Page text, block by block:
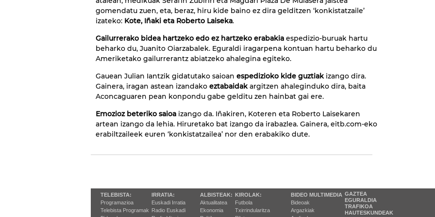
gomendatu zuen, eta, beraz, hiru kide baino ez dira gelditzen ‘konkistatzaile’
izateko: Kote, Iñaki eta Roberto Laiseka.
Gailurrerako bidea hartzeko edo ez hartzeko erabakia espedizio-buruak hartu
beharko du, Juanito Oiarzabalek. Eguraldi iragarpena kontuan hartu beharko du
Ameriketako gailurrerantz abiatzeko ahalegina egiteko.
Gauean Julian Iantzik gidatutako saioan espedizioko kide guztiak izango dira.
Gainera, iragan astean izandako eztabaidakargitzen ahaleginduko dira, baita
Aconcaguaren pean konpondu gabe gelditu zen hainbat gai ere.
Emozioz beteriko saioa izango da. Iñakiren, Koteren eta Roberto Laisekaren
artean izango da lehia. Hiruretako bat izango da irabazlea. Gainera, eitb.com-eko
erabiltzaileek euren ‘konkistatzailea’ nor den erabakiko dute.
TELEBISTA:
Programazioa
Telebista Programak
IRRATIA:
Euskadi Irratia
Radio Euskadi
ALBISTEAK:
Aktualitatea
Ekonomia
KIROLAK:
Futbola
Txirrindularitza
BIDEO MULTIMEDIA
Bideoak
Argazkiak
GAZTEA
EGURALDIA
TRAFIKOA
HAUTESKUNDEAK